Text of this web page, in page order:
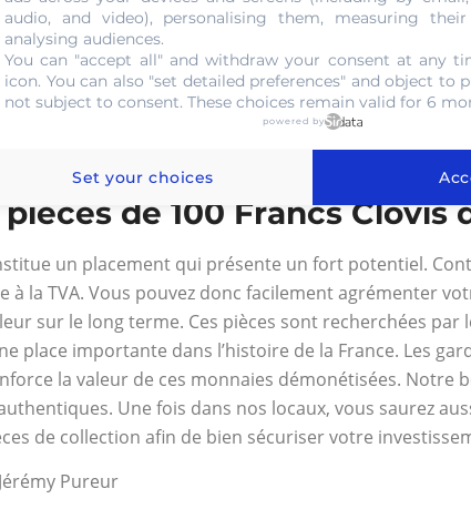
de 1996 doivent être réalisés auprès d’une boutique
pour manipuler ces monnaies en argent
la Galerie Ravenstein. En plus de l’achat et de la
et le savoir-faire de notre personnel sont connus de
expert en évaluation d’estimer la valeur de vos
en espèce ou par virement bancaire.
de 100 Francs Clovis
un placement qui présente un fort potentiel.
à la TVA. Vous pouvez donc facilement agrémenter
sur le long terme. Ces pièces sont recherchées
place importante dans l’histoire de la France. Les
la valeur de ces monnaies démonétisées. Notre
Une fois dans nos locaux, vous saurez
de collection afin de bien sécuriser votre
Pureur
audio, and video), personalising them, measuring
analysing audiences.
You can "accept all" and withdraw your consent at any
icon. You can also "set detailed preferences" and object to
not subject to consent. These choices remain valid for 6
powered by
Set your choices